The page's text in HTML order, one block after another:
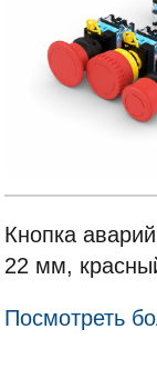
Кнопка
22 мм,
замком, 660 В,
Посмотреть